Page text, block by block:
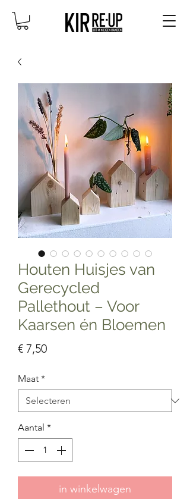
Houten Huisjes van
Gerecycled
Pallethout – Voor
Kaarsen én Bloemen
€ 7,50Prijs
Maat *
Aantal *
in winkelwagen